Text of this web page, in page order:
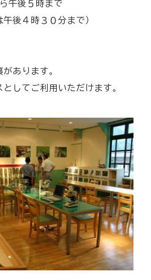
後５時まで
時３０分まで）
あります。
してご利用いただけます。